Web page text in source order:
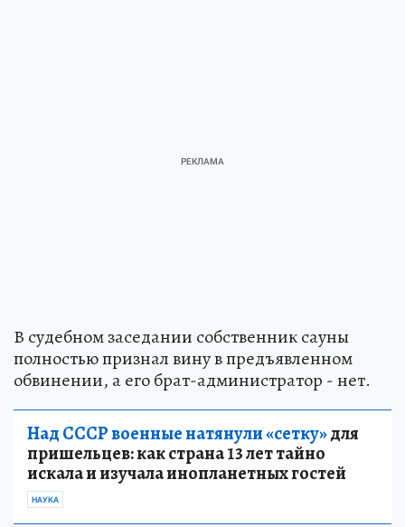
В судебном заседании собственник сауны
полностью признал вину в предъявленном
обвинении, а его брат-администратор - нет.
Над СССР военные натянули «сетку»для
пришельцев: как страна 13 лет тайно
искала и изучала инопланетных гостей
НАУКА